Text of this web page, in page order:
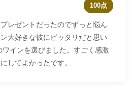
100点
レゼントだったのでずっと悩ん
大好きな彼にピッタリだと思い
インを選びました。すごく感激
してよかったです。